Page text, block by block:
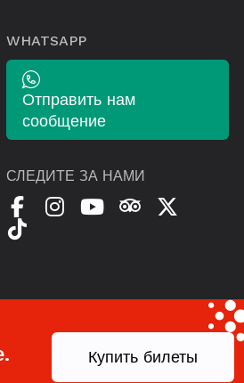
WHATSAPP
Отправить нам
сообщение
СЛЕДИТЕ ЗА НАМИ
Купить билеты